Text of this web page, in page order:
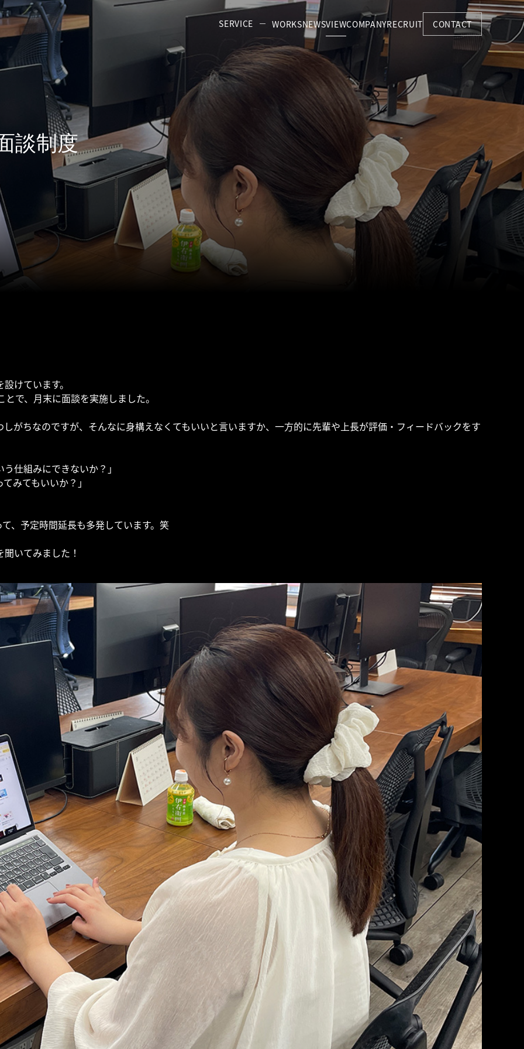
SERVICE WORKSNEWSVIEWCOMPANYRECRUIT CONTACT
談制度
けています。
で、月末に面談を実施しました。
がちなのですが、そんなに身構えなくてもいいと言いますか、一方的に先輩や上長が評価・フィードバックをす
仕組みにできないか？」
みてもいいか？」
、予定時間延長も多発しています。笑
いてみました！